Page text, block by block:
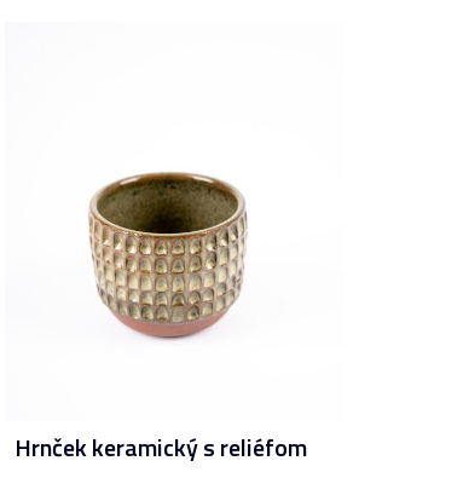
Hrnček keramický s reliéfom